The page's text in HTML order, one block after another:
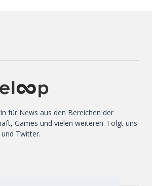
für News aus den Bereichen der
Games und vielen weiteren. Folgt uns
Twitter.